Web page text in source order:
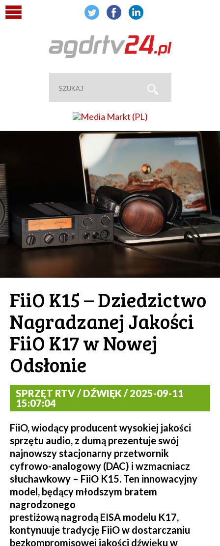
FiiO K15 – Dziedzictwo
Nagradzanej Jakości
FiiO K17 w Nowej
Odsłonie
SPRZĘT RTV / DŹWIĘK / 2025-09-11
15:07:04
FiiO, wiodący producent wysokiej jakości
sprzętu audio, z dumą prezentuje swój
najnowszy stacjonarny przetwornik
cyfrowo-analogowy (DAC) i wzmacniacz
słuchawkowy – FiiO K15. Ten innowacyjny
model, będący młodszym bratem
nagrodzonego
prestiżową nagrodą EISA modelu K17,
kontynuuje tradycję FiiO w dostarczaniu
bezkompromisowej jakości dźwięku w